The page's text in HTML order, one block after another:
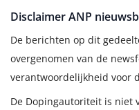
Disclaimer ANP
De berichten op dit
overgenomen van de
verantwoordelijkheid voor
De Dopingautoriteit is niet